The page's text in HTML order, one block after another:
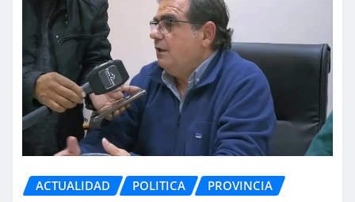
ACTUALIDAD POLITICA PROVINCIA